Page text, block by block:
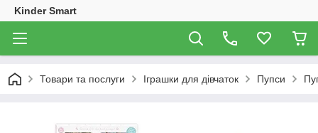
Kinder Smart
Товари та послуги Іграшки для дівчаток Пупси